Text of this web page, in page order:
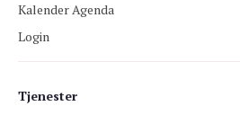
Tjenester
Kalender Agenda
Login